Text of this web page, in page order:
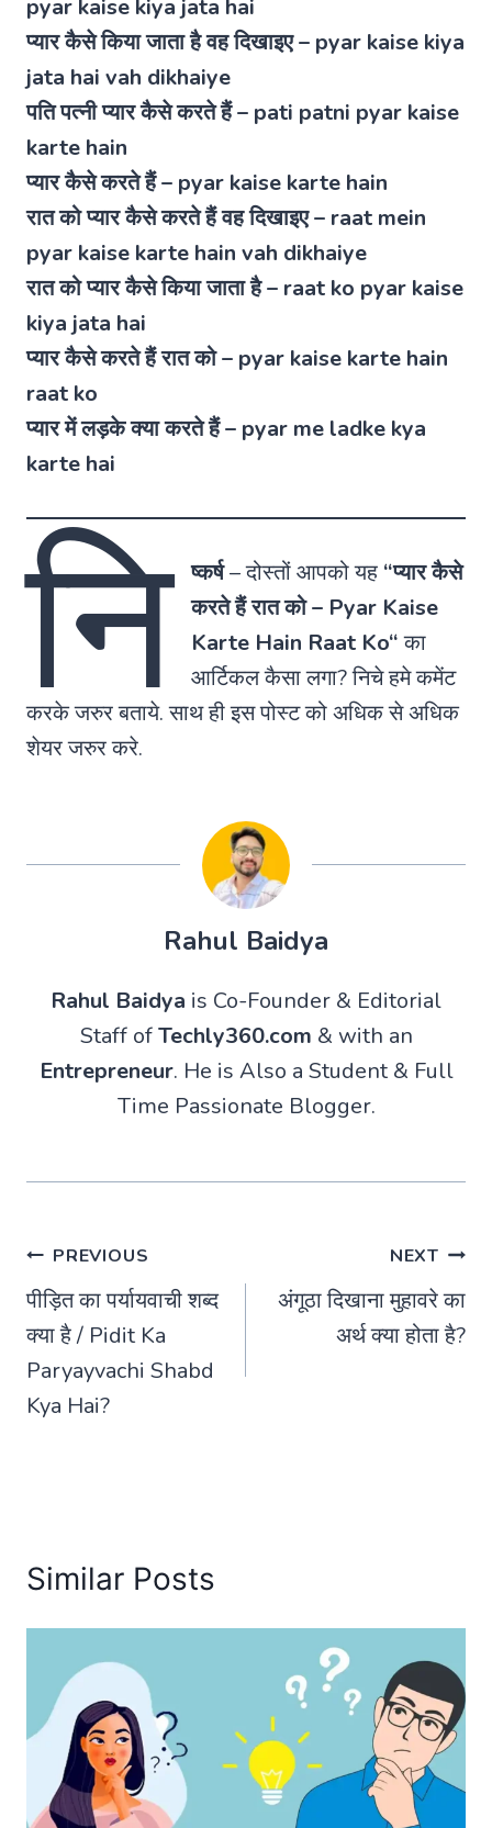
pyar kaise kiya jata hai
प्यार कैसे किया जाता है वह दिखाइए – pyar kaise kiya
jata hai vah dikhaiye
पति पत्नी प्यार कैसे करते हैं – pati patni pyar kaise
karte hain
प्यार कैसे करते हैं – pyar kaise karte hain
रात को प्यार कैसे करते हैं वह दिखाइए – raat mein
pyar kaise karte hain vah dikhaiye
रात को प्यार कैसे किया जाता है – raat ko pyar kaise
kiya jata hai
प्यार कैसे करते हैं रात को – pyar kaise karte hain
raat ko
प्यार में लड़के क्या करते हैं – pyar me ladke kya
karte hai
नि ष्कर्ष–दोस्तों आपको यह“प्यार कैसे
करते हैं रात को– Pyar Kaise
Karte Hain Raat Ko“का
आर्टिकल कैसा लगा? निचे हमे कमेंट
करके जरुर बताये. साथ ही इस पोस्ट को अधिक से अधिक
शेयर जरुर करे.
Rahul Baidya
Rahul Baidya is Co-Founder & Editorial
Staff ofTechly360.com & with an
Entrepreneur. He is Also a Student & Full
Time Passionate Blogger.
Post
navigation
PREVIOUS
पीड़ित का पर्यायवाची शब्द
क्या है / Pidit Ka
Paryayvachi Shabd
Kya Hai?
NEXT
अंगूठा दिखाना मुहावरे का
अर्थ क्या होता है?
Similar Posts